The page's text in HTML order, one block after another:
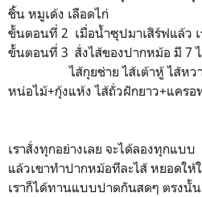
ชิ้น หมูเด้ง เลือดไก่
ขั้นตอนที่ 2 เมื่อน้ำซุปมาเสิร์ฟแล้ว
ขั้นตอนที่ 3 สั่งไส้ของปากหม้อ มี 7
ไส้กุยช่าย ไส้เต้าหู้ ไส้หวาน
หน่อไม้+กุ้งแห้ง ไส้ถั่วฝักยาว+แครอ
เราสั่งทุกอย่างเลย จะได้ลองทุกแบบ
แล้วเขาทำปากหม้อทีละไส้ หยอดให้
เราก็ได้ทานแบบปาดกันสดๆ ตรงนั้น